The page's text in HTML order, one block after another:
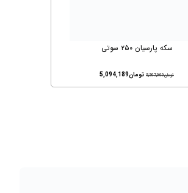
سکه پارسیان ۲۵۰ سوتی
تومان5,307,000 تومان5,094,189